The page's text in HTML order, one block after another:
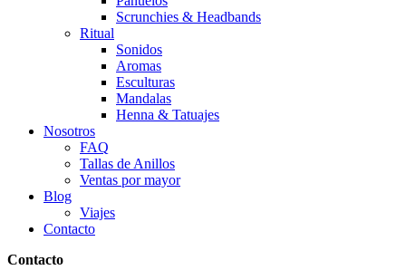
Scrunchies & Headbands
Ritual
Sonidos
Aromas
Esculturas
Mandalas
Henna & Tatuajes
Nosotros
FAQ
Tallas de Anillos
Ventas por mayor
Blog
Viajes
Contacto
Contacto